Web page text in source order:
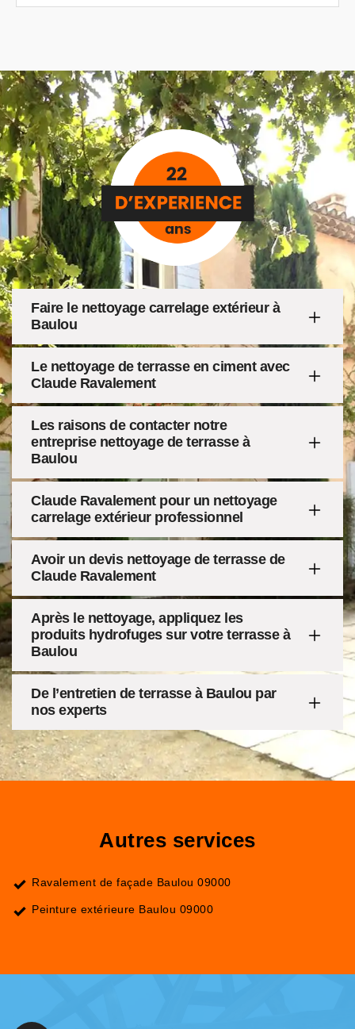
Faire le nettoyage carrelage extérieur à
Baulou
Le nettoyage de terrasse en ciment avec
Claude Ravalement
Les raisons de contacter notre
entreprise nettoyage de terrasse à
Baulou
Claude Ravalement pour un nettoyage
carrelage extérieur professionnel
Avoir un devis nettoyage de terrasse de
Claude Ravalement
Après le nettoyage, appliquez les
produits hydrofuges sur votre terrasse à
Baulou
De l’entretien de terrasse à Baulou par
nos experts
Autres services
Ravalement de façade Baulou 09000
Peinture extérieure Baulou 09000